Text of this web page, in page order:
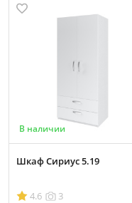
В наличии
Шкаф Сириус 5.19
4.6
3